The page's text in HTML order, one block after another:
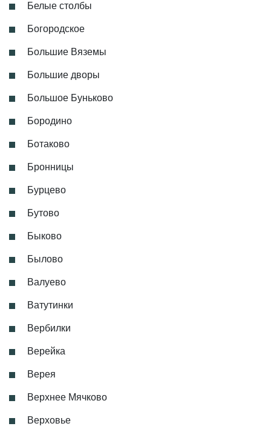
Белые столбы
Богородское
Большие Вяземы
Большие дворы
Большое Буньково
Бородино
Ботаково
Бронницы
Бурцево
Бутово
Быково
Былово
Валуево
Ватутинки
Вербилки
Верейка
Верея
Верхнее Мячково
Верховье